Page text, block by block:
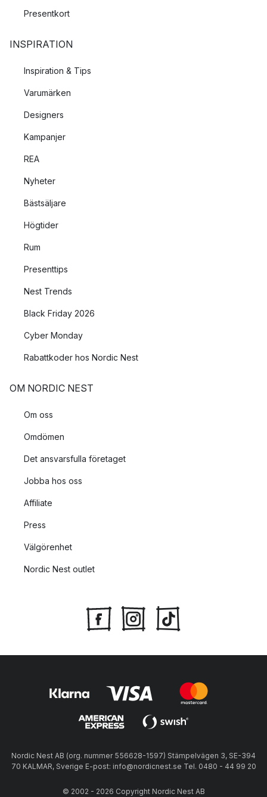
Presentkort
INSPIRATION
Inspiration & Tips
Varumärken
Designers
Kampanjer
REA
Nyheter
Bästsäljare
Högtider
Rum
Presenttips
Nest Trends
Black Friday 2026
Cyber Monday
Rabattkoder hos Nordic Nest
OM NORDIC NEST
Om oss
Omdömen
Det ansvarsfulla företaget
Jobba hos oss
Affiliate
Press
Välgörenhet
Nordic Nest outlet
Nordic Nest AB (org. nummer 556628-1597) Stämpelvägen 3, SE-394
70 KALMAR, Sverige E-post: info@nordicnest.se Tel. 0480 - 44 99 20
© 2002 - 2026 Copyright Nordic Nest AB